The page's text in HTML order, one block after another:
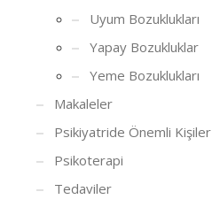
Uyum Bozuklukları
Yapay Bozukluklar
Yeme Bozuklukları
Makaleler
Psikiyatride Önemli Kişiler
Psikoterapi
Tedaviler